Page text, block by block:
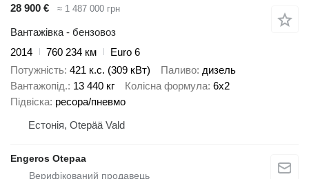
28 900 € ≈ 1 487 000 грн
Вантажівка - бензовоз
2014
760 234 км
Euro 6
Потужність 421 к.с. (309 кВт) Паливо дизель
Вантажопід. 13 440 кг Колісна формула 6x2
Підвіска ресора/пневмо
Естонія, Otepää Vald
Engeros Otepaa